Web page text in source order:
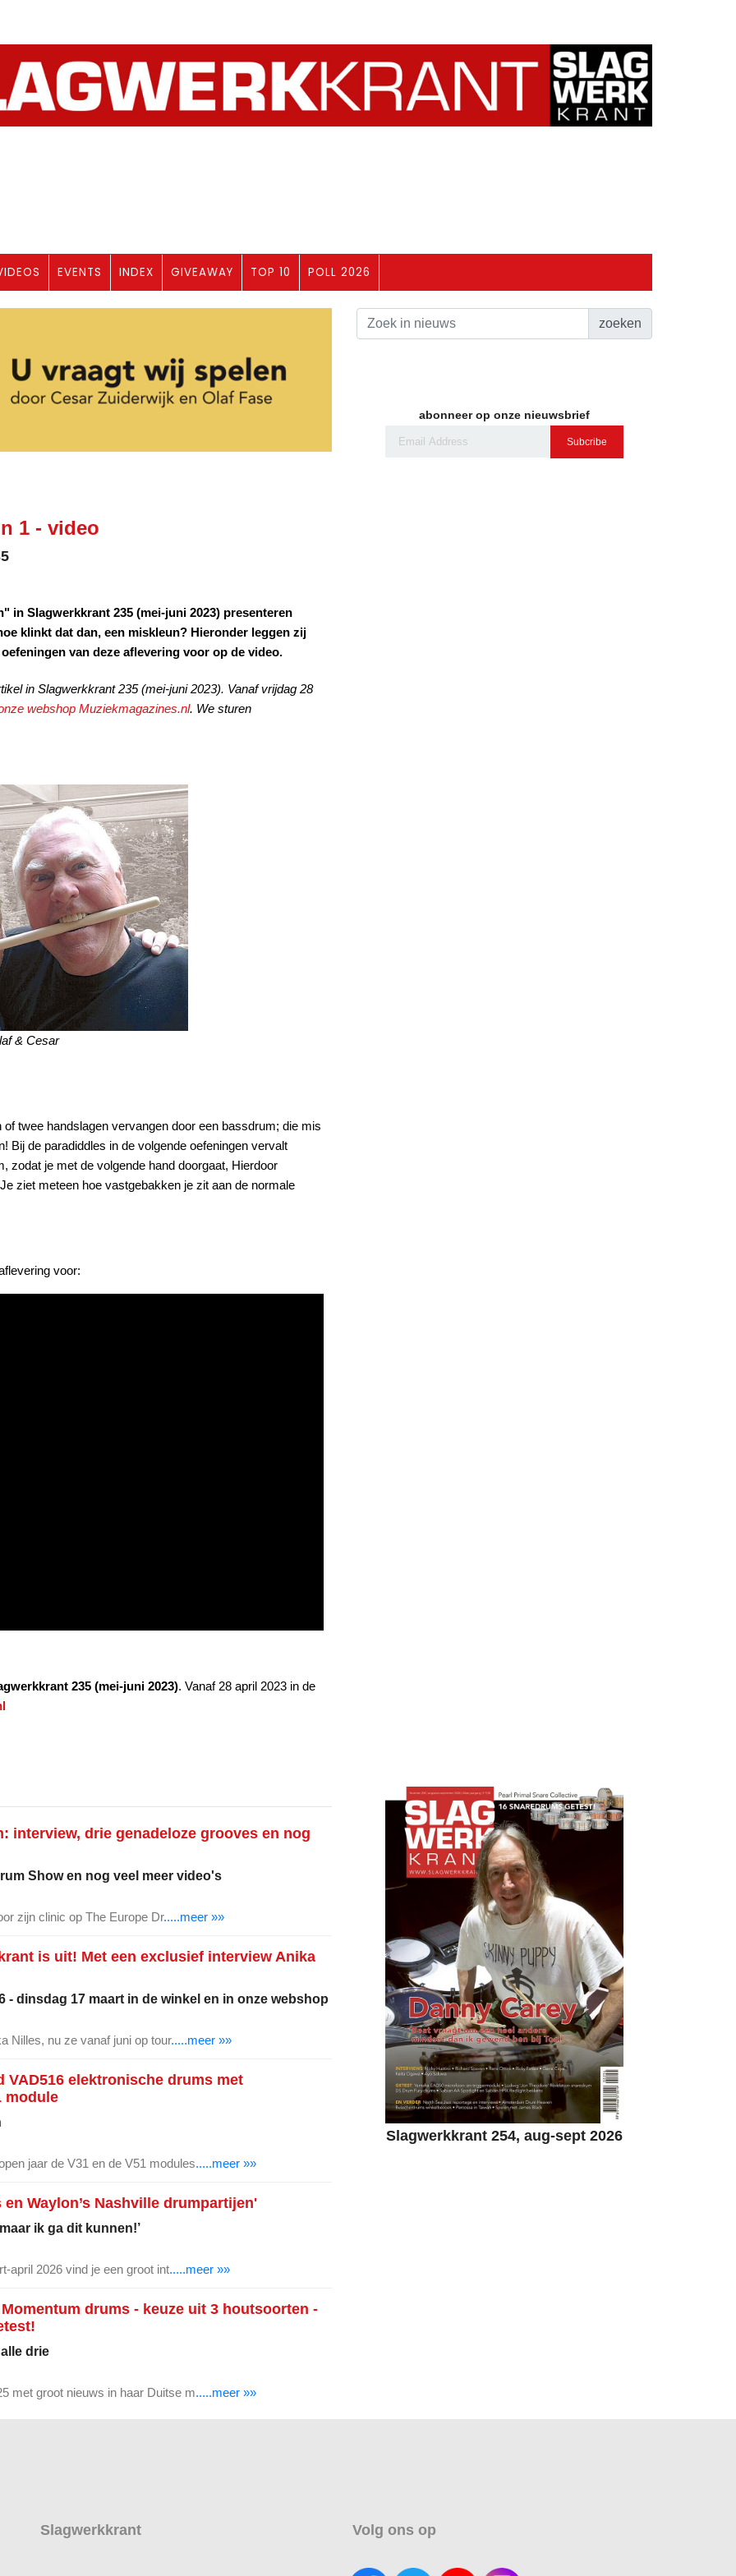
EVENTS INDEX GIVEAWAY TOP 10 POLL 2026
1 - video
in Slagwerkkrant 235 (mei-juni 2023) presenteren
klinkt dat dan, een miskleun? Hieronder leggen zij
van deze aflevering voor op de video.
in Slagwerkkrant 235 (mei-juni 2023). Vanaf vrijdag 28
webshop Muziekmagazines.nl. We sturen
& Cesar
twee handslagen vervangen door een bassdrum; die mis
Bij de paradiddles in de volgende oefeningen vervalt
zodat je met de volgende hand doorgaat, Hierdoor
ziet meteen hoe vastgebakken je zit aan de normale
voor:
235 (mei-juni 2023). Vanaf 28 april 2023 in de
zoeken
abonneer op onze nieuwsbrief
Subcribe
interview, drie genadeloze grooves en nog
Show en nog veel meer video's
zijn clinic op The Europe Dr.....meer »»
is uit! Met een exclusief interview Anika
- dinsdag 17 maart in de winkel en in onze webshop
Nilles, nu ze vanaf juni op tour.....meer »»
VAD516 elektronische drums met
module
jaar de V31 en de V51 modules.....meer »»
Waylon’s Nashville drumpartijen'
ik ga dit kunnen!’
april 2026 vind je een groot int.....meer »»
drums - keuze uit 3 houtsoorten -
drie
met groot nieuws in haar Duitse m.....meer »»
Slagwerkkrant 254, aug-sept 2026
Slagwerkkrant Volg ons op